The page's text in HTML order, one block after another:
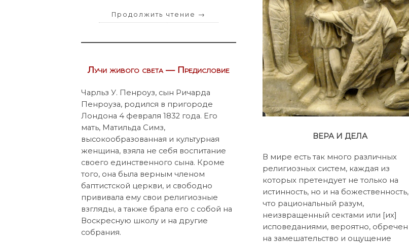
Продолжить чтение →
ВЕРА И ДЕЛА
В мире есть так много различных
религиозных систем, каждая из
которых претендует не только на
истинность, но и на божественность,
что рациональный разум,
неизвращенный сектами или [их]
исповеданиями, вероятно, обречен
на замешательство и ощущение
Лучи живого света — Предисловие
Чарльз У. Пенроуз, сын Ричарда
Пенроуза, родился в пригороде
Лондона 4 февраля 1832 года. Его
мать, Матильда Симз,
высокообразованная и культурная
женщина, взяла не себя воспитание
своего единственного сына. Кроме
того, она была верным членом
баптистской церкви, и свободно
прививала ему свои религиозные
взгляды, а также брала его с собой на
Воскресную школу и на другие
собрания.